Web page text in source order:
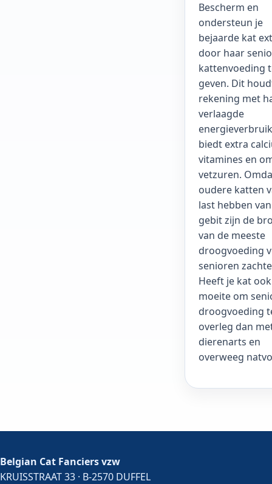
Bescherm en
ondersteun je
bejaarde kat
door haar
kattenvoeding
geven. Dit
rekening met
verlaagde
biedt extra
vitamines en
vetzuren.
oudere katten
last hebben
gebit zijn de
van de meeste
droogvoeding
senioren
Heeft je kat ook
moeite om
droogvoeding
overleg dan
dierenarts en
overweeg
Belgian Cat Fanciers vzw
KRUISSTRAAT 33 · B-2570 DUFFEL